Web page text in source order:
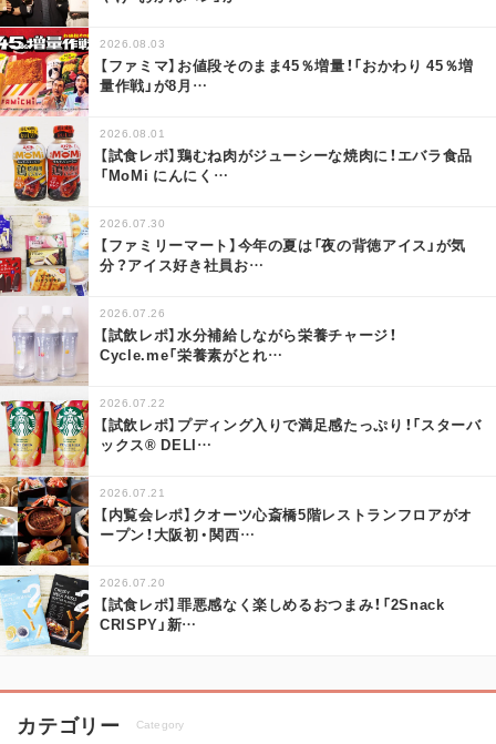
2026.08.03
【ファミマ】お値段そのまま45％増量！「おかわり 45％増
量作戦」が8月 …
2026.08.01
【試食レポ】鶏むね肉がジューシーな焼肉に！エバラ食品
「MoMi にんにく …
2026.07.30
【ファミリーマート】今年の夏は「夜の背徳アイス」が気
分？アイス好き社員お…
2026.07.26
【試飲レポ】水分補給しながら栄養チャージ！
Cycle.me「栄養素がとれ…
2026.07.22
【試飲レポ】プディング入りで満足感たっぷり！「スターバ
ックス® DELI…
2026.07.21
【内覧会レポ】クオーツ心斎橋5階レストランフロアがオ
ープン！大阪初・関西…
2026.07.20
【試食レポ】罪悪感なく楽しめるおつまみ！「2Snack
CRISPY」新…
カテゴリー Category